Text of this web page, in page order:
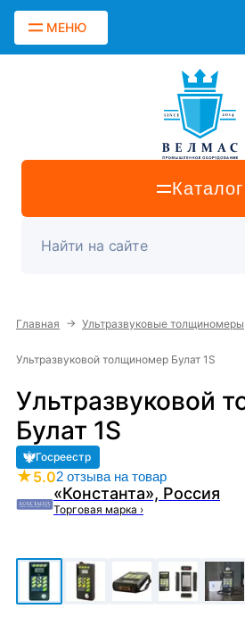
МЕНЮ
Каталог
Главная → Ультразвуковые толщиномеры
Ультразвуковой толщиномер Булат 1S
Ультразвуковой
Булат 1S
Госреестр
★5.02 отзыва на товар
«Константа», Россия
Торговая марка ›